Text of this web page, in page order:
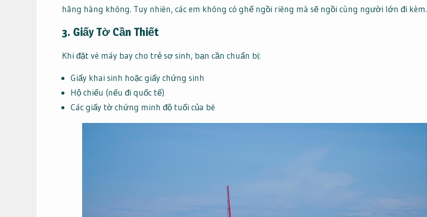
hãng hàng không. Tuy nhiên, các em không có ghế ngồi riêng mà sẽ ngồi cùng người lớn đi kèm.
3. Giấy Tờ Cần Thiết
Khi đặt vé máy bay cho trẻ sơ sinh, bạn cần chuẩn bị:
Giấy khai sinh hoặc giấy chứng sinh
Hộ chiếu (nếu đi quốc tế)
Các giấy tờ chứng minh độ tuổi của bé